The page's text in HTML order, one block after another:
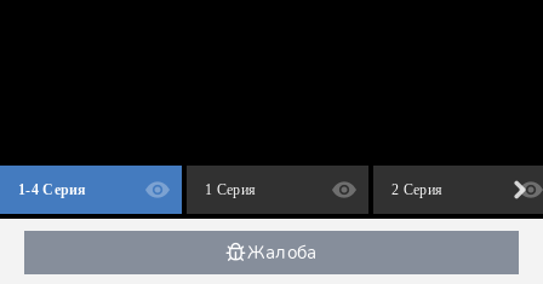
1-4 Серия 1 Серия 2 Серия
Жалоба